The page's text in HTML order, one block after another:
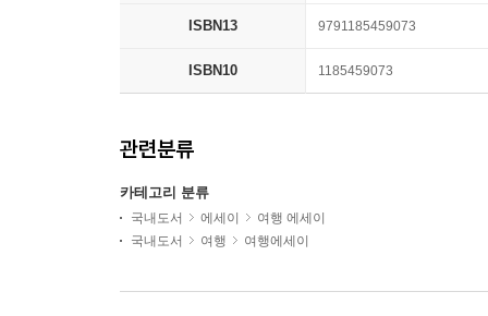
ISBN13 9791185459073
ISBN10 1185459073
관련분류
카테고리 분류
국내도서 에세이
여행 에세이
국내도서
여행 여행에세이